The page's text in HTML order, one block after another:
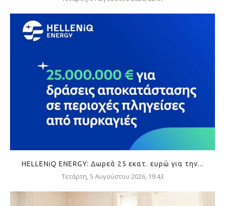
HELLENiQ ENERGY: Δωρεά 25 εκατ. ευρώ για την...
Τετάρτη, 5 Αυγούστου 2026, 19:43